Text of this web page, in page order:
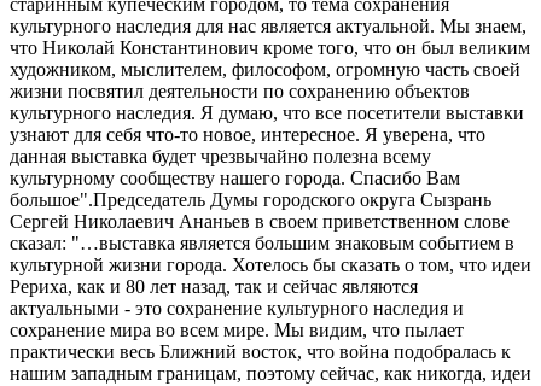
культурного наследия для нас является актуальной. Мы знаем,
что Николай Константинович кроме того, что он был великим
художником, мыслителем, философом, огромную часть своей
жизни посвятил деятельности по сохранению объектов
культурного наследия. Я думаю, что все посетители выставки
узнают для себя что-то новое, интересное. Я уверена, что
данная выставка будет чрезвычайно полезна всему
культурному сообществу нашего города. Спасибо Вам
большое".Председатель Думы городского округа Сызрань
Сергей Николаевич Ананьев в своем приветственном слове
сказал: "…выставка является большим знаковым событием в
культурной жизни города. Хотелось бы сказать о том, что идеи
Рериха, как и 80 лет назад, так и сейчас являются
актуальными - это сохранение культурного наследия и
сохранение мира во всем мире. Мы видим, что пылает
практически весь Ближний восток, что война подобралась к
нашим западным границам, поэтому сейчас, как никогда, идеи